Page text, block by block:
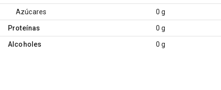
Azúcares 0 g
Proteínas 0 g
Alcoholes 0 g